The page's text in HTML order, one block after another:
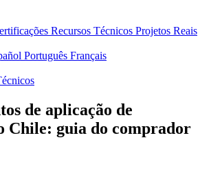
Recursos Técnicos Projetos Reais
Português Français
de aplicação de
Chile: guia do comprador